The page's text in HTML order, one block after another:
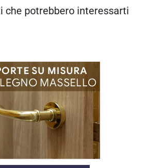
che potrebbero interessarti